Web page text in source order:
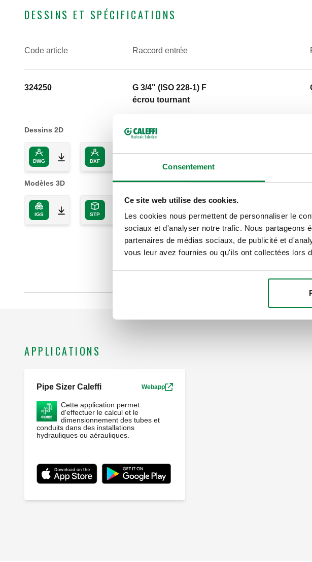
Consentement
Ce site web utilise des cookies.
Les cookies nous permettent de personnaliser le
sociaux et d'analyser notre trafic. Nous partageons
partenaires de médias sociaux, de publicité et
vous leur avez fournies ou qu'ils ont collectées lors
DESSINS ET SPÉCIFICATIONS
Code article Raccord entrée
324250
G 3/4" (ISO 228-1) F
écrou tournant
Dessins 2D
DWG DXF
Modèles 3D
IGS STP
APPLICATIONS
Pipe Sizer Caleffi Webapp
Cette application permet
d'effectuer le calcul et le
dimensionnement des tubes et
conduits dans des installations
hydrauliques ou aérauliques.